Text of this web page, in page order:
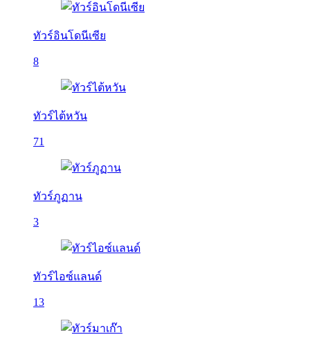
ทัวร์อินโดนีเซีย
8
ทัวร์ไต้หวัน
71
ทัวร์ภูฏาน
3
ทัวร์ไอซ์แลนด์
13